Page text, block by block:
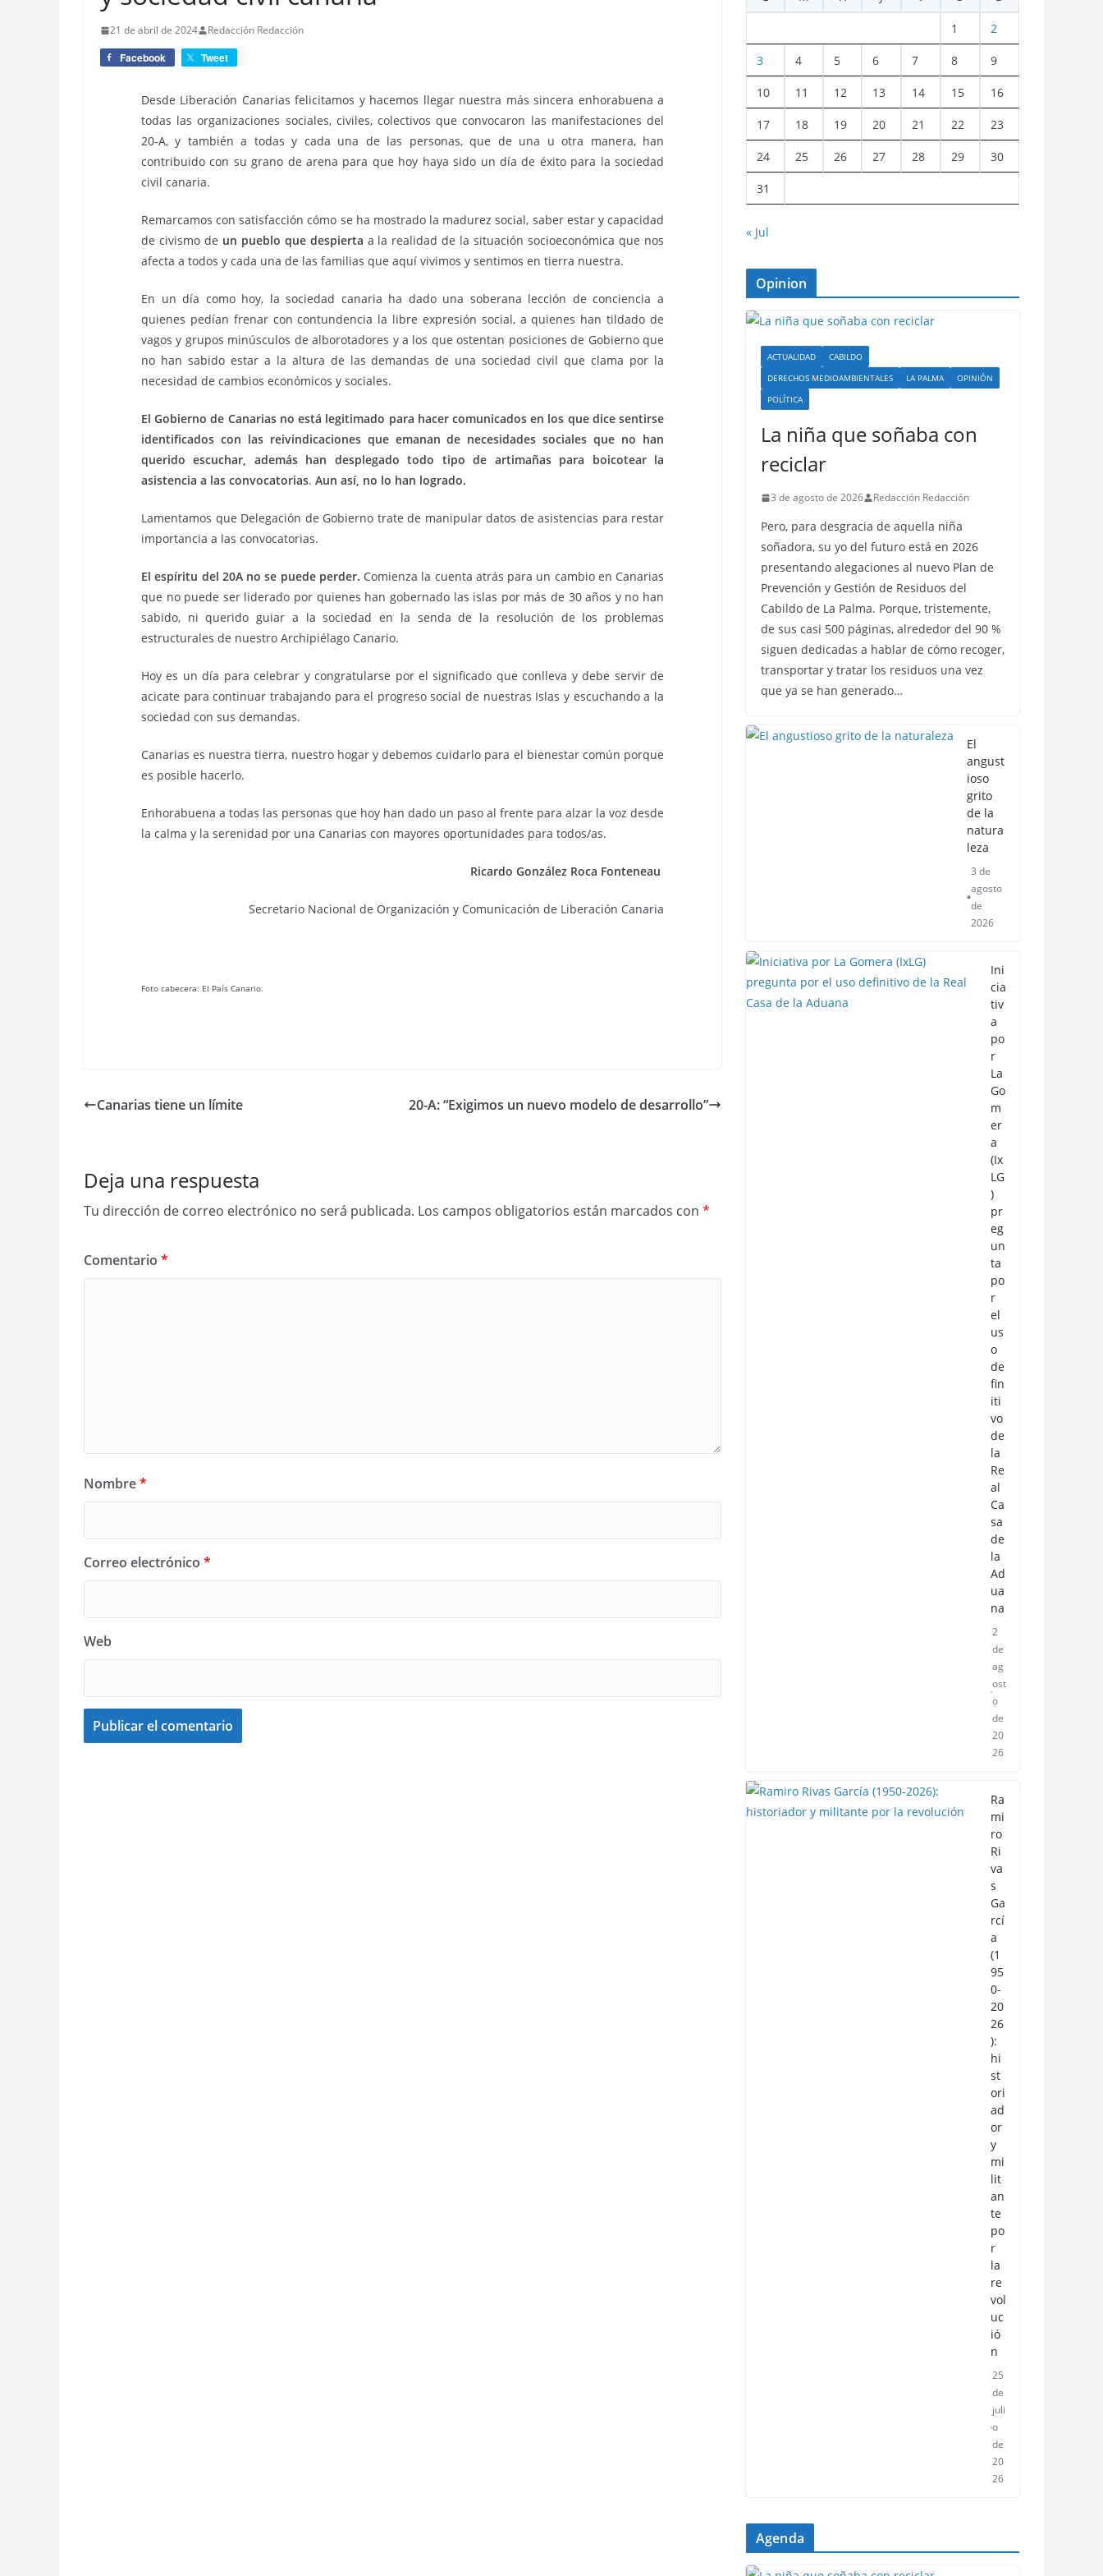
21 de abril de 2024 Redacción Redacción
Facebook Tweet
Desde Liberación Canarias felicitamos y hacemos llegar nuestra más sincera enhorabuena a
todas las organizaciones sociales, civiles, colectivos que convocaron las manifestaciones del
20-A, y también a todas y cada una de las personas, que de una u otra manera, han
contribuido con su grano de arena para que hoy haya sido un día de éxito para la sociedad
civil canaria.
Remarcamos con satisfacción cómo se ha mostrado la madurez social, saber estar y capacidad
de civismo de un pueblo que despierta a la realidad de la situación socioeconómica que nos
afecta a todos y cada una de las familias que aquí vivimos y sentimos en tierra nuestra.
En un día como hoy, la sociedad canaria ha dado una soberana lección de conciencia a
quienes pedían frenar con contundencia la libre expresión social, a quienes han tildado de
vagos y grupos minúsculos de alborotadores y a los que ostentan posiciones de Gobierno que
no han sabido estar a la altura de las demandas de una sociedad civil que clama por la
necesidad de cambios económicos y sociales.
El Gobierno de Canarias no está legitimado para hacer comunicados en los que dice sentirse
identificados con las reivindicaciones que emanan de necesidades sociales que no han
querido escuchar, además han desplegado todo tipo de artimañas para boicotear la
asistencia a las convocatorias. Aun así, no lo han logrado.
Lamentamos que Delegación de Gobierno trate de manipular datos de asistencias para restar
importancia a las convocatorias.
El espíritu del 20A no se puede perder. Comienza la cuenta atrás para un cambio en Canarias
que no puede ser liderado por quienes han gobernado las islas por más de 30 años y no han
sabido, ni querido guiar a la sociedad en la senda de la resolución de los problemas
estructurales de nuestro Archipiélago Canario.
Hoy es un día para celebrar y congratularse por el significado que conlleva y debe servir de
acicate para continuar trabajando para el progreso social de nuestras Islas y escuchando a la
sociedad con sus demandas.
Canarias es nuestra tierra, nuestro hogar y debemos cuidarlo para el bienestar común porque
es posible hacerlo.
Enhorabuena a todas las personas que hoy han dado un paso al frente para alzar la voz desde
la calma y la serenidad por una Canarias con mayores oportunidades para todos/as.
Ricardo González Roca Fonteneau
Secretario Nacional de Organización y Comunicación de Liberación Canaria
Foto cabecera: El País Canario.
Canarias tiene un límite 20-A: “Exigimos un nuevo modelo de desarrollo”
Deja una respuesta
Tu dirección de correo electrónico no será publicada. Los campos obligatorios están marcados con *
Comentario *
Nombre*
Correo electrónico *
Web
1 2
3 4 5 6 7 8 9
10 11 12 13 14 15 16
17 18 19 20 21 22 23
24 25 26 27 28 29 30
31
« Jul
Opinion
ACTUALIDAD
CABILDO
DERECHOS MEDIOAMBIENTALES
LA PALMA
OPINIÓN
POLÍTICA
La niña que soñaba con
reciclar
3 de agosto de 2026 Redacción Redacción
Pero, para desgracia de aquella niña
soñadora, su yo del futuro está en 2026
presentando alegaciones al nuevo Plan de
Prevención y Gestión de Residuos del
Cabildo de La Palma. Porque, tristemente,
de sus casi 500 páginas, alrededor del 90 %
siguen dedicadas a hablar de cómo recoger,
transportar y tratar los residuos una vez
que ya se han generado…
El
angust
ioso
grito
de la
natura
leza
3 de
agosto
de
2026
Ini
cia
tiv
a
po
r
La
Go
m
er
a
(Ix
LG
)
pr
eg
un
ta
po
r
el
us
o
de
fin
iti
vo
de
la
Re
al
Ca
sa
de
la
Ad
ua
na
2
de
ag
ost
o
de
20
26
Ra
mi
ro
Ri
va
s
Ga
rcí
a
(1
95
0-
20
26
):
hi
st
ori
ad
or
y
mi
lit
an
te
po
r
la
re
vol
uc
ió
n
25
de
juli
o
de
20
26
Agenda